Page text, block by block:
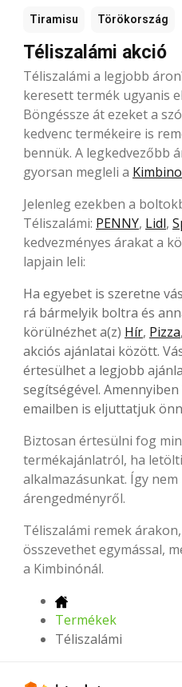
Tiramisu Törökország
Téliszalámi akció
Téliszalámi a legjobb
keresett termék ugyanis
Böngéssze át ezeket a
kedvenc termékeire is
bennük. A legkedvezőbb
gyorsan megleli a
Jelenleg ezekben a
Téliszalámi: PENNY, Lidl,
kedvezményes árakat a
lapjain leli:
Ha egyebet is szeretne
rá bármelyik boltra és
körülnézhet a(z) Hír, Pizza,
akciós ajánlatai között.
értesülhet a legjobb
segítségével.
emailben is eljuttatjuk
Biztosan értesülni fog
termékajánlatról, ha letölti
alkalmazásunkat. Így
árengedményről.
Téliszalámi remek
összevethet egymással,
a Kimbinónál.
Termékek
Téliszalámi